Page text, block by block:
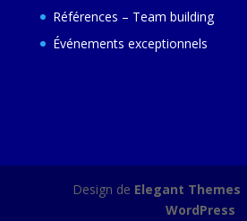
Références – Team building
Événements exceptionnels
Design de Elegant Themes
WordPress